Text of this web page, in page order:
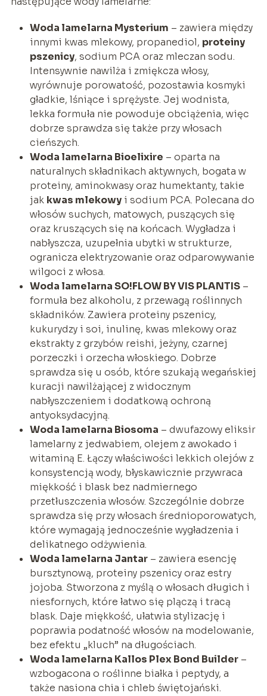
Woda lamelarna Mysterium – zawiera między
innymi kwas mlekowy, propanediol, proteiny
pszenicy, sodium PCA oraz mleczan sodu.
Intensywnie nawilża i zmiękcza włosy,
wyrównuje porowatość, pozostawia kosmyki
gładkie, lśniące i sprężyste. Jej wodnista,
lekka formuła nie powoduje obciążenia, więc
dobrze sprawdza się także przy włosach
cieńszych.
Woda lamelarna Bioelixire – oparta na
naturalnych składnikach aktywnych, bogata w
proteiny, aminokwasy oraz humektanty, takie
jak kwas mlekowyi sodium PCA. Polecana do
włosów suchych, matowych, puszących się
oraz kruszących się na końcach. Wygładza i
nabłyszcza, uzupełnia ubytki w strukturze,
ogranicza elektryzowanie oraz odparowywanie
wilgoci z włosa.
Woda lamelarna SO!FLOW BY VIS PLANTIS–
formuła bez alkoholu, z przewagą roślinnych
składników. Zawiera proteiny pszenicy,
kukurydzy i soi, inulinę, kwas mlekowy oraz
ekstrakty z grzybów reishi, jeżyny, czarnej
porzeczki i orzecha włoskiego. Dobrze
sprawdza się u osób, które szukają wegańskiej
kuracji nawilżającej z widocznym
nabłyszczeniem i dodatkową ochroną
antyoksydacyjną.
Woda lamelarna Biosoma – dwufazowy eliksir
lamelarny z jedwabiem, olejem z awokado i
witaminą E. Łączy właściwości lekkich olejów z
konsystencją wody, błyskawicznie przywraca
miękkość i blask bez nadmiernego
przetłuszczenia włosów. Szczególnie dobrze
sprawdza się przy włosach średnioporowatych,
które wymagają jednocześnie wygładzenia i
delikatnego odżywienia.
Woda lamelarna Jantar– zawiera esencję
bursztynową, proteiny pszenicy oraz estry
jojoba. Stworzona z myślą o włosach długich i
niesfornych, które łatwo się plączą i tracą
blask. Daje miękkość, ułatwia stylizację i
poprawia podatność włosów na modelowanie,
bez efektu „kluch” na długościach.
Woda lamelarna Kallos Plex Bond Builder–
wzbogacona o roślinne białka i peptydy, a
także nasiona chia i chleb świętojański.